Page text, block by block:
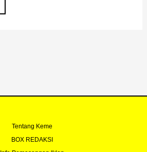
Tentang Keme
BOX REDAKSI